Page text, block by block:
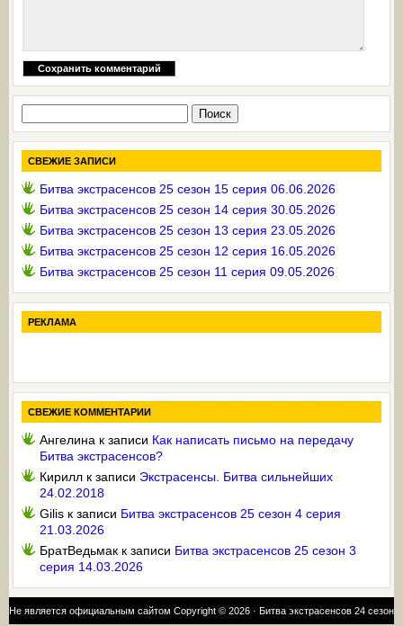
СВЕЖИЕ ЗАПИСИ
Битва экстрасенсов 25 сезон 15 серия 06.06.2026
Битва экстрасенсов 25 сезон 14 серия 30.05.2026
Битва экстрасенсов 25 сезон 13 серия 23.05.2026
Битва экстрасенсов 25 сезон 12 серия 16.05.2026
Битва экстрасенсов 25 сезон 11 серия 09.05.2026
РЕКЛАМА
СВЕЖИЕ КОММЕНТАРИИ
Ангелина к записи Как написать письмо на передачу
Битва экстрасенсов?
Кирилл к записи Экстрасенсы. Битва сильнейших
24.02.2018
Gilis к записи Битва экстрасенсов 25 сезон 4 серия
21.03.2026
БратВедьмак к записи Битва экстрасенсов 25 сезон 3
серия 14.03.2026
Не является официальным сайтом Copyright © 2026 · Битва экстрасенсов 24 сезон